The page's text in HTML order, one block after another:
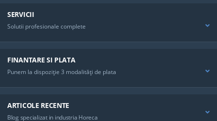
SERVICII
Solutii profesionale complete
FINANTARE SI PLATA
Punem la dispoziţie 3 modalităţi de plata
ARTICOLE RECENTE
Blog specializat in industria Horeca